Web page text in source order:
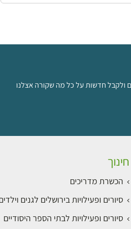
ולקבל חדשות על כל מה שקורה אצלנו
חינוך
הכשרת מדריכים
סיורים ופעילויות בירושלים לגנים
סיורים ופעילויות לבתי הספר היסודיים